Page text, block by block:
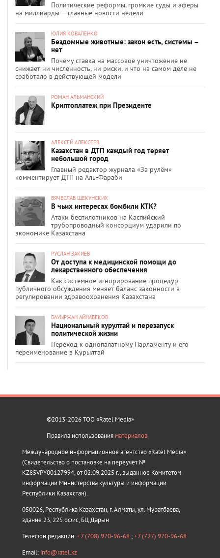
Политические реформы, громкие суды и аферы
на миллиарды — главные новости недели
ЮЛИЯ КОВАЛЕНКО
Бездомные животные: закон есть, системы –
нет
Почему ставка на массовое уничтожение не
снижает ни численность, ни риски, и что на самом деле не
сработало в действующей модели
РОМАН АЛЬМАНСКИЙ
Криптоплатеж при Президенте
АЛЕКСЕЙ АЛЕКСЕЕВ
Казахстан в ДТП каждый год теряет
небольшой город
Главный редактор журнала «За рулём»
комментирует ДТП на Аль-Фараби
ВЯЧЕСЛАВ ЩЕКУНСКИХ
В чьих интересах бомбили КТК?
Атаки беспилотников на Каспийский
трубопроводный консорциум ударили по
экономике Казахстана
РУСЛАН ЗАКИЕВ
От доступа к медицинской помощи до
лекарственного обеспечения
Как системное игнорирование процедур
публичного обсуждения меняет баланс законности в
регулировании здравоохранения Казахстана
БАУЫРЖАН АЙНАБЕКОВ
Национальный курултай и перезапуск
политической жизни
Переход к однопалатному Парламенту и его
переименование в Құрылтай
©2013-2026 ТОО «Ratel Media»
Правила использования материалов
Международное информационное агентство «Ratel Media»
(Свидетельство о постановке на переучёт №
KZ85VPY00127994, от 02.09.2025 г., выданное Комитетом
информации Министерства культуры и информации
Республики Казахстан).
050026, Республика Казахстан, г. Алматы, ул. Муратбаева,
здание 23, 225 офис, БЦ Дарын
Телефон редакции:+7 (708) 970-96-68 ;+7 (727) 970-96-68
Email: info@ratel.kz